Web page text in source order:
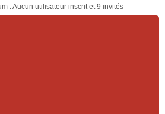
: Aucun utilisateur inscrit et 9 invités